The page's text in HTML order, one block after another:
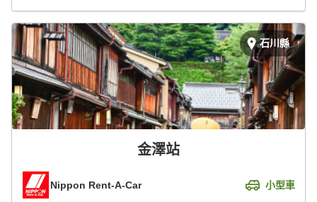
石川縣
金澤站
Nippon Rent-A-Car 小型車